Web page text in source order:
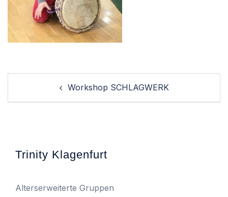
navigation Workshop SCHLAGWERK
Trinity Klagenfurt
Alterserweiterte Gruppen